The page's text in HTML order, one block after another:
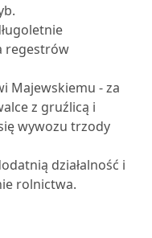
regestrów
Majewskiemu - za
z gruźlicą i
wywozu trzody
działalność i
rolnictwa.